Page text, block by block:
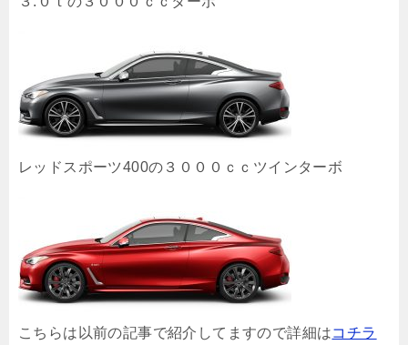
レッドスポーツ400の３０００ｃｃツインターボ
こちらは以前の記事で紹介してますので詳細はコチラ